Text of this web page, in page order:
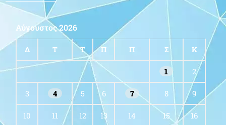
Αύγουστος 2026
Δ Τ Τ Π Π Σ Κ
1 2
3 4 5 6 7 8 9
10 11 12 13 14 15 16